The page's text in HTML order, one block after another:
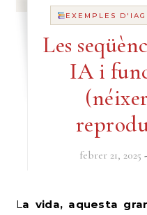
EXEMPLES D'IAG
Les
IA i
febrer 21, 2025
La vida, aquesta gran aventura plena d’alts i